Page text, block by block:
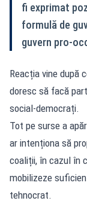
fi exprimat
formulă de
guvern pro-
Reacția vine după
doresc să facă
social-democrați.
Tot pe surse a
ar intenționa să
coaliții, în cazul în
mobilizeze
tehnocrat.